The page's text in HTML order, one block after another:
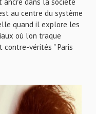
au centre du système
quand il explore les
où l’on traque
contre-vérités " Paris